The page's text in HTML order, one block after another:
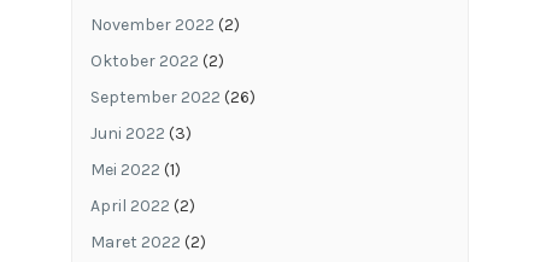
November 2022 (2)
Oktober 2022 (2)
September 2022 (26)
Juni 2022 (3)
Mei 2022 (1)
April 2022 (2)
Maret 2022 (2)